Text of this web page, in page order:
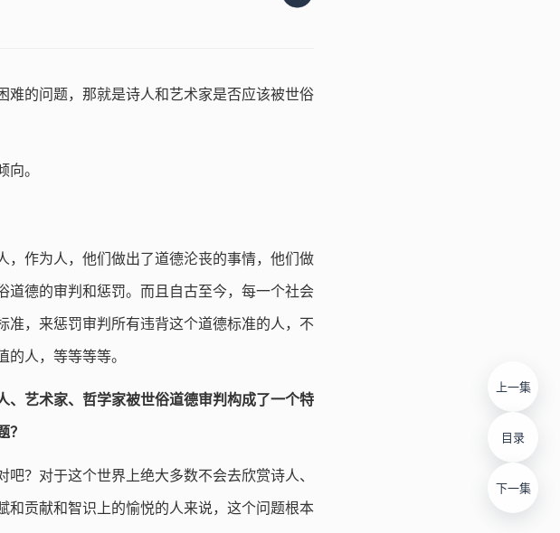
上一集
目录
下一集
难的问题，那就是诗人和艺术家是否应该被世俗
。
，作为人，他们做出了道德沦丧的事情，他们做
道德的审判和惩罚。而且自古至今，每一个社会
准，来惩罚审判所有违背这个道德标准的人，不
人，等等等等。
、艺术家、哲学家被世俗道德审判构成了一个特
？
吧？对于这个世界上绝大多数不会去欣赏诗人、
和贡献和智识上的愉悦的人来说，这个问题根本